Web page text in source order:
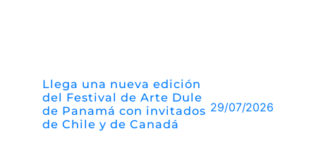
Llega una nueva edición
del Festival de Arte Dule
de Panamá con invitados
de Chile y de Canadá
29/07/2026